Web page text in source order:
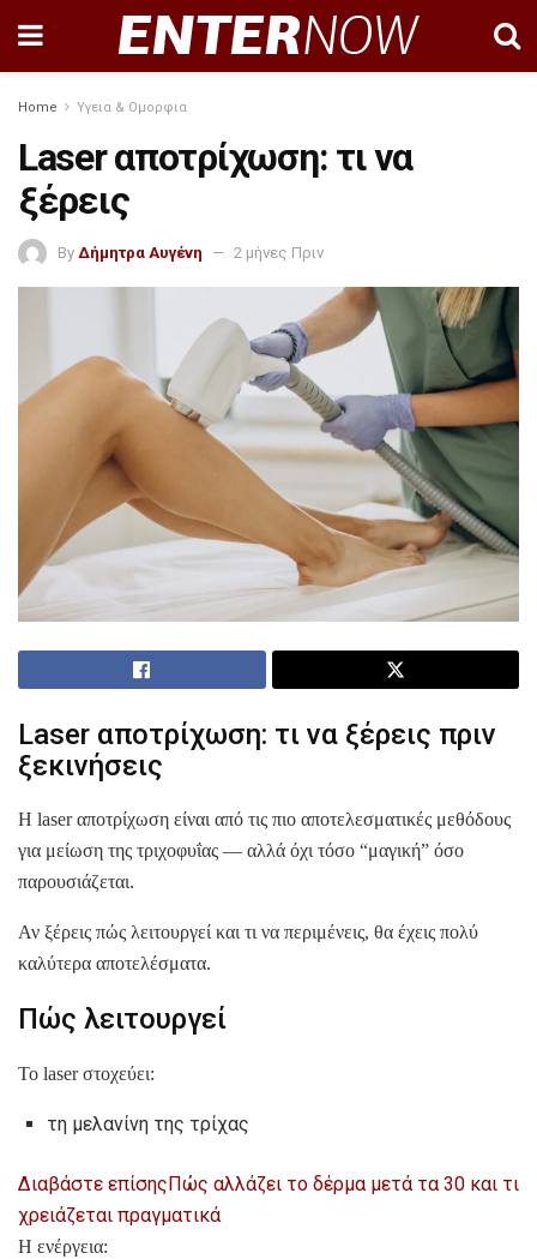
Home Υγεια & Ομορφια
Laser αποτρίχωση: τι να
ξέρεις
By Δήμητρα Αυγένη 2 μήνες Πριν
Laser αποτρίχωση: τι να ξέρεις πριν
ξεκινήσεις
Η laser αποτρίχωση είναι από τις πιο αποτελεσματικές μεθόδους
για μείωση της τριχοφυΐας — αλλά όχι τόσο “μαγική” όσο
παρουσιάζεται.
Αν ξέρεις πώς λειτουργεί και τι να περιμένεις, θα έχεις πολύ
καλύτερα αποτελέσματα.
Πώς λειτουργεί
Το laser στοχεύει:
τη μελανίνη της τρίχας
Διαβάστε επίσης Πώς αλλάζει το δέρμα μετά τα 30 και τι
χρειάζεται πραγματικά
Η ενέργεια: